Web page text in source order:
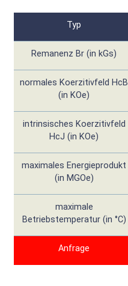
Typ
Remanenz Br (in kGs)
normales Koerzitivfeld HcB
(in KOe)
intrinsisches Koerzitivfeld
HcJ (in KOe)
maximales Energieprodukt
(in MGOe)
maximale
Betriebstemperatur (in °C)
Anfrage